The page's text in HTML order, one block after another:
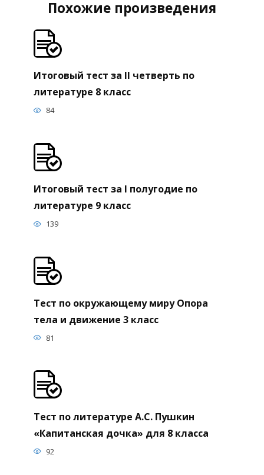
Похожие произведения
Итоговый тест за II четверть по
литературе 8 класс
84
Итоговый тест за I полугодие по
литературе 9 класс
139
Тест по окружающему миру Опора
тела и движение 3 класс
81
Тест по литературе А.С. Пушкин
«Капитанская дочка» для 8 класса
92